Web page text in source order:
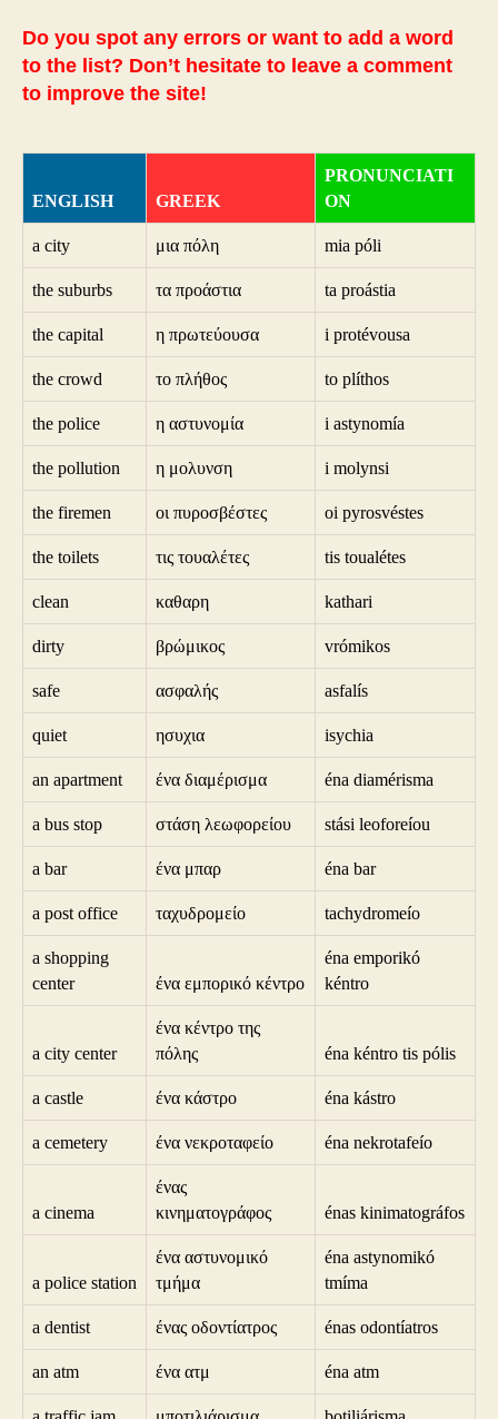
Do you spot any errors or want to add a word
to the list? Don’t hesitate to leave a comment
to improve the site!
ENGLISH GREEK
PRONUNCIATI
ON
a city μια πόλη mia póli
the suburbs τα προάστια ta proástia
the capital η πρωτεύουσα i protévousa
the crowd το πλήθος to plíthos
the police η αστυνομία i astynomía
the pollution η μολυνση i molynsi
the firemen οι πυροσβέστες oi pyrosvéstes
the toilets τις τουαλέτες tis toualétes
clean καθαρη kathari
dirty βρώμικος vrómikos
safe ασφαλής asfalís
quiet ησυχια isychia
an apartment ένα διαμέρισμα éna diamérisma
a bus stop στάση λεωφορείου stási leoforeíou
a bar ένα μπαρ éna bar
a post office ταχυδρομείο tachydromeío
a shopping
center
ένα εμπορικό κέντρο
éna emporikó
kéntro
a city center
ένα κέντρο της
πόλης
éna kéntro tis pólis
a castle ένα κάστρο éna kástro
a cemetery ένα νεκροταφείο éna nekrotafeío
a cinema
ένας
κινηματογράφος
énas kinimatográfos
a police station
ένα αστυνομικό
τμήμα
éna astynomikó
tmíma
a dentist ένας οδοντίατρος énas odontíatros
an atm ένα ατμ éna atm